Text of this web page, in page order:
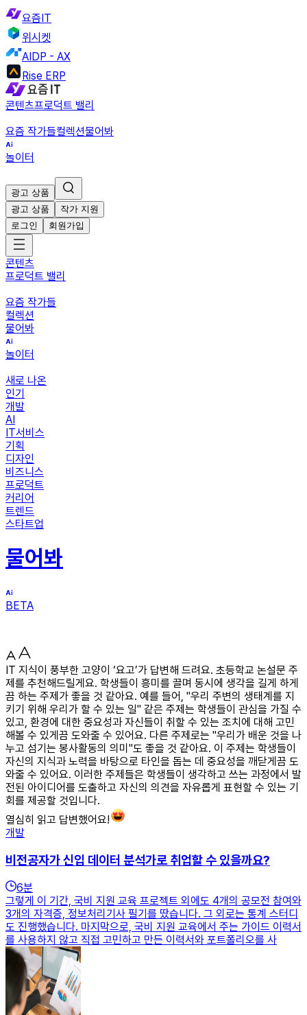
요즘IT
위시켓
AIDP - AX
Rise ERP
콘텐츠프로덕트 밸리
요즘 작가들컬렉션물어봐
놀이터
광고 상품
광고 상품
작가 지원
로그인
회원가입
콘텐츠
프로덕트 밸리
요즘 작가들
컬렉션
물어봐
놀이터
새로 나온
인기
개발
AI
IT서비스
기획
디자인
비즈니스
프로덕트
커리어
트렌드
스타트업
물어봐
BETA
IT 지식이 풍부한 고양이 ‘요고’가 답변해 드려요. 초등학교 논설문 주
제를 추천해드릴게요. 학생들이 흥미를 끌며 동시에 생각을 길게 하게
끔 하는 주제가 좋을 것 같아요. 예를 들어, "우리 주변의 생태계를 지
키기 위해 우리가 할 수 있는 일" 같은 주제는 학생들이 관심을 가질 수
있고, 환경에 대한 중요성과 자신들이 취할 수 있는 조치에 대해 고민
해볼 수 있게끔 도와줄 수 있어요. 다른 주제로는 "우리가 배운 것을 나
누고 섬기는 봉사활동의 의미"도 좋을 것 같아요. 이 주제는 학생들이
자신의 지식과 노력을 바탕으로 타인을 돕는 데 중요성을 깨닫게끔 도
와줄 수 있어요. 이러한 주제들은 학생들이 생각하고 쓰는 과정에서 발
전된 아이디어를 도출하고 자신의 의견을 자유롭게 표현할 수 있는 기
회를 제공할 것입니다.
열심히 읽고 답변했어요!
개발
비전공자가 신입 데이터 분석가로 취업할 수 있을까요?
6분
그렇게 이 기간, 국비 지원 교육 프로젝트 외에도 4개의 공모전 참여와
3개의 자격증, 정보처리기사 필기를 땄습니다. 그 외로는 통계 스터디
도 진행했습니다. 마지막으로, 국비 지원 교육에서 주는 가이드 이력서
를 사용하지 않고 직접 고민하고 만든 이력서와 포트폴리오를 사